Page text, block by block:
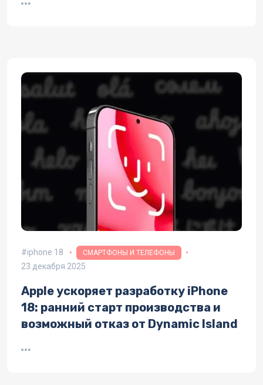
iphone 18 СМАРТФОНЫ И ТЕЛЕФОНЫ
23 декабря 2025
Apple ускоряет разработку iPhone
18: ранний старт производства и
возможный отказ от Dynamic Island